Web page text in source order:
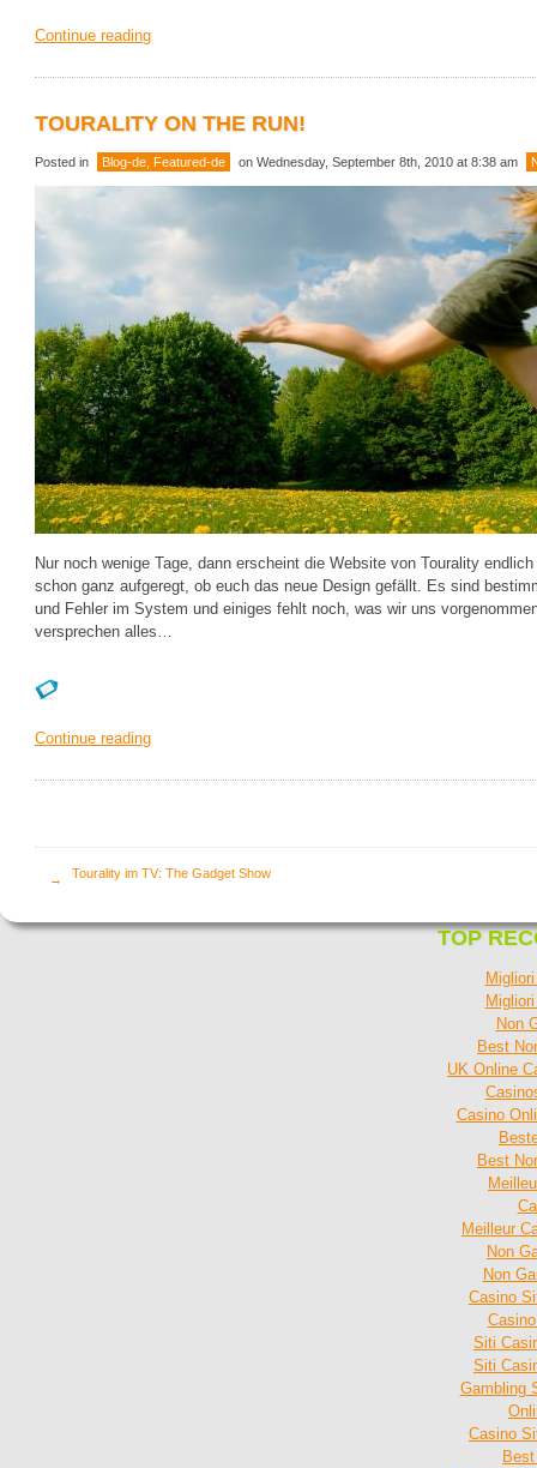
Continue reading
TOURALITY ON THE RUN!
Posted in Blog-de Featured-de on Wednesday, September 8th, 2010 at 8:38 am
Nur noch wenige Tage, dann erscheint die Website von Tourality
schon ganz aufgeregt, ob euch das neue Design gefällt. Es sind
und Fehler im System und einiges fehlt noch, was wir uns
versprechen alles…
Continue reading
Tourality im TV: The Gadget Show
→
TOP
Non
Best
UK Online
Casino
Best
Meilleur
Non
Non
Casino
Siti
Siti
Gambling
Casino